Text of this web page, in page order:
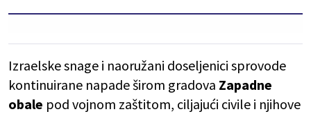
Izraelske snage i naoružani doseljenici sprovode
kontinuirane napade širom gradova Zapadne
obale pod vojnom zaštitom, ciljajući civile i njihove